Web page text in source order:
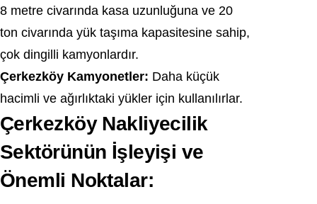
8 metre civarında kasa uzunluğuna ve 20
ton civarında yük taşıma kapasitesine sahip,
çok dingilli kamyonlardır.
Çerkezköy Kamyonetler: Daha küçük
hacimli ve ağırlıktaki yükler için kullanılırlar.
Çerkezköy Nakliyecilik
Sektörünün İşleyişi ve
Önemli Noktalar: